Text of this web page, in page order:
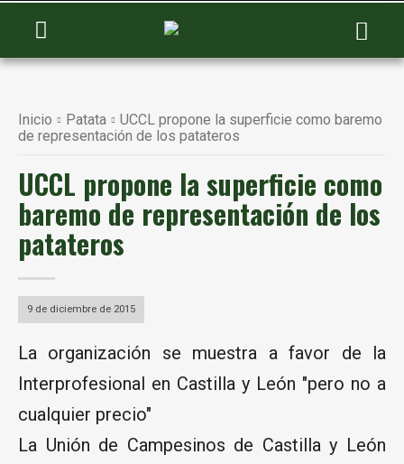
Inicio Patata
UCCL propone la superficie como baremo
de representación de los patateros
UCCL propone la superficie como
baremo de representación de los
patateros
9 de diciembre de 2015
La organización se muestra a favor de la
Interprofesional en Castilla y León "pero no a
cualquier precio"
La Unión de Campesinos de Castilla y León